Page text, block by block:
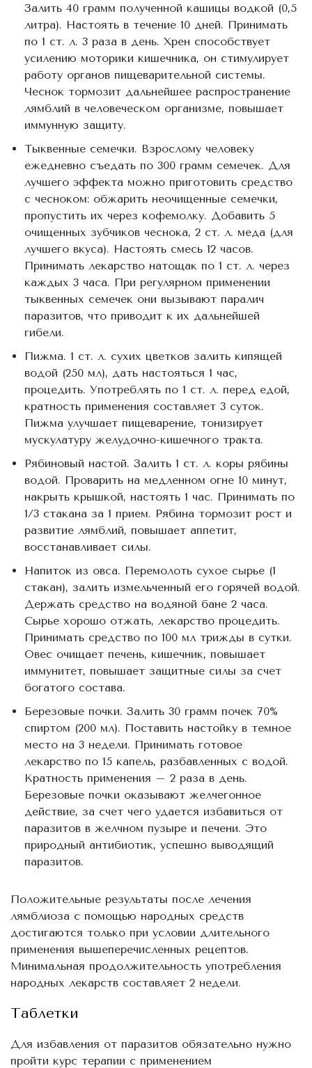
Залить 40 грамм полученной кашицы водкой (0,5
литра). Настоять в течение 10 дней. Принимать
по 1 ст. л. 3 раза в день. Хрен способствует
усилению моторики кишечника, он стимулирует
работу органов пищеварительной системы.
Чеснок тормозит дальнейшее распространение
лямблий в человеческом организме, повышает
иммунную защиту.
Тыквенные семечки. Взрослому человеку
ежедневно съедать по 300 грамм семечек. Для
лучшего эффекта можно приготовить средство
с чесноком: обжарить неочищенные семечки,
пропустить их через кофемолку. Добавить 5
очищенных зубчиков чеснока, 2 ст. л. меда (для
лучшего вкуса). Настоять смесь 12 часов.
Принимать лекарство натощак по 1 ст. л. через
каждых 3 часа. При регулярном применении
тыквенных семечек они вызывают паралич
паразитов, что приводит к их дальнейшей
гибели.
Пижма. 1 ст. л. сухих цветков залить кипящей
водой (250 мл), дать настояться 1 час,
процедить. Употреблять по 1 ст. л. перед едой,
кратность применения составляет 3 суток.
Пижма улучшает пищеварение, тонизирует
мускулатуру желудочно-кишечного тракта.
Рябиновый настой. Залить 1 ст. л. коры рябины
водой. Проварить на медленном огне 10 минут,
накрыть крышкой, настоять 1 час. Принимать по
1/3 стакана за 1 прием. Рябина тормозит рост и
развитие лямблий, повышает аппетит,
восстанавливает силы.
Напиток из овса. Перемолоть сухое сырье (1
стакан), залить измельченный его горячей водой.
Держать средство на водяной бане 2 часа.
Сырье хорошо отжать, лекарство процедить.
Принимать средство по 100 мл трижды в сутки.
Овес очищает печень, кишечник, повышает
иммунитет, повышает защитные силы за счет
богатого состава.
Березовые почки. Залить 30 грамм почек 70%
спиртом (200 мл). Поставить настойку в темное
место на 3 недели. Принимать готовое
лекарство по 15 капель, разбавленных с водой.
Кратность применения – 2 раза в день.
Березовые почки оказывают желчегонное
действие, за счет чего удается избавиться от
паразитов в желчном пузыре и печени. Это
природный антибиотик, успешно выводящий
паразитов.
Положительные результаты после лечения
лямблиоза с помощью народных средств
достигаются только при условии длительного
применения вышеперечисленных рецептов.
Минимальная продолжительность употребления
народных лекарств составляет 2 недели.
Таблетки
Для избавления от паразитов обязательно нужно
пройти курс терапии с применением